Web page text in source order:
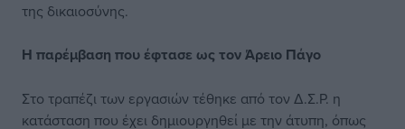
της δικαιοσύνης.
Η παρέμβαση που έφτασε ως τον Άρειο Πάγο
Στο τραπέζι των εργασιών τέθηκε από τον Δ.Σ.Ρ. η
κατάσταση που έχει δημιουργηθεί με την άτυπη, όπως